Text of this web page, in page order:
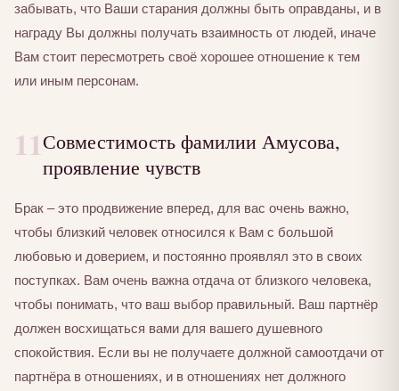
забывать, что Ваши старания должны быть оправданы, и в
награду Вы должны получать взаимность от людей, иначе
Вам стоит пересмотреть своё хорошее отношение к тем
или иным персонам.
11Совместимость фамилии Амусова,
проявление чувств
Брак – это продвижение вперед, для вас очень важно,
чтобы близкий человек относился к Вам с большой
любовью и доверием, и постоянно проявлял это в своих
поступках. Вам очень важна отдача от близкого человека,
чтобы понимать, что ваш выбор правильный. Ваш партнёр
должен восхищаться вами для вашего душевного
спокойствия. Если вы не получаете должной самоотдачи от
партнёра в отношениях, и в отношениях нет должного